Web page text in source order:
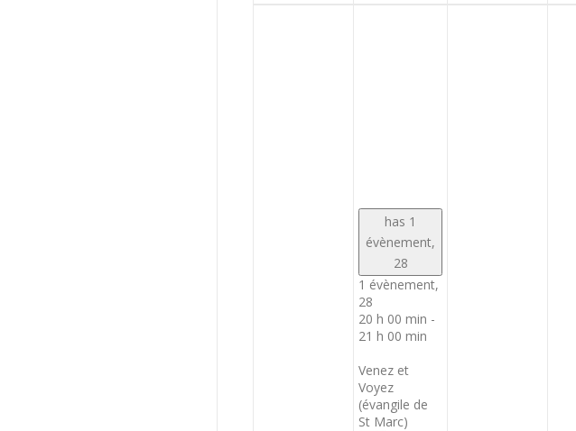
has 1
évènement,
28
1 évènement,
28
20 h 00 min -
21 h 00 min
Venez et
Voyez
(évangile de
St Marc)